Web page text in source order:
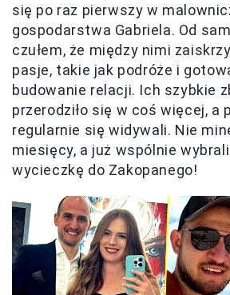
się po raz pierwszy w
gospodarstwa Gabriela. Od
czułem, że między nimi
pasje, takie jak podróże i
budowanie relacji. Ich szybkie
przerodziło się w coś więcej, a
regularnie się widywali. Nie
miesięcy, a już wspólnie
wycieczkę do Zakopanego!